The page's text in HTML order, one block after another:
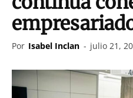
Por Isabel Inclan - julio 21,